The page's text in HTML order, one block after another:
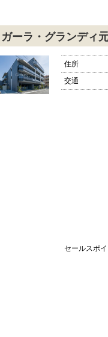
ガーラ・グランディ
住所
交通
セールスポ